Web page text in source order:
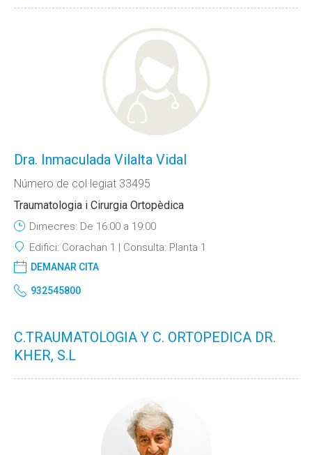
Dra. Inmaculada Vilalta Vidal
Número de col·legiat 33495
Traumatologia i Cirurgia Ortopèdica
Dimecres: De 16:00 a 19:00
Edifici: Corachan 1 Consulta: Planta 1
DEMANAR CITA
932545800
C.TRAUMATOLOGIA Y C. ORTOPEDICA DR.
KHER, S.L